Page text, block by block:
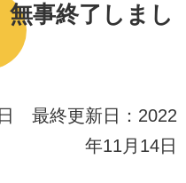
無事終了しまし
最終更新日：2022
年11月14日